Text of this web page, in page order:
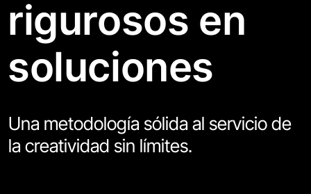
rigurosos en
soluciones
Una metodología sólida al servicio de
la creatividad sin límites.